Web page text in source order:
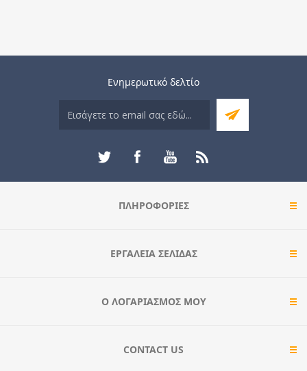
Ενημερωτικό δελτίο
ΠΛΗΡΟΦΟΡΊΕΣ
ΕΡΓΑΛΕΊΑ ΣΕΛΊΔΑΣ
Ο ΛΟΓΑΡΙΑΣΜΌΣ ΜΟΥ
CONTACT US